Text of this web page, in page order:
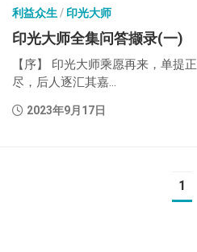
利益众生 / 印光大师
印光大师全集问答撷录(一)
【序】 印光大师乘愿再来，单提
尽，后人逐汇其嘉...
2023年9月17日
1